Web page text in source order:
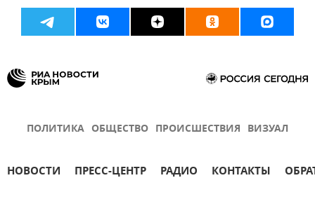
ПОЛИТИКА ОБЩЕСТВО ПРОИСШЕСТВИЯ ВИЗУАЛ
НОВОСТИ ПРЕСС-ЦЕНТР РАДИО КОНТАКТЫ